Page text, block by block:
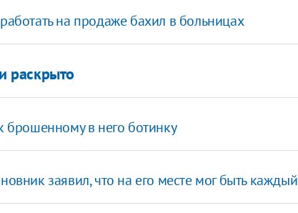
на продаже бахил в больницах
раскрыто
в него ботинку
заявил, что на его месте мог быть каждый